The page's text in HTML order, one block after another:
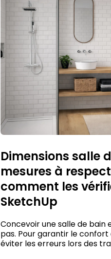
Dimensions salle
mesures à
comment les
SketchUp
Concevoir une salle de bain
pas. Pour garantir le confort
éviter les erreurs lors des
de respecter certaines